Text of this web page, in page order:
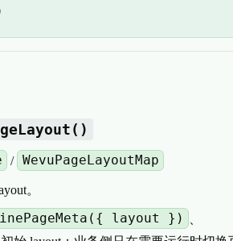
/ WevuPageLayoutMap
。
layout })